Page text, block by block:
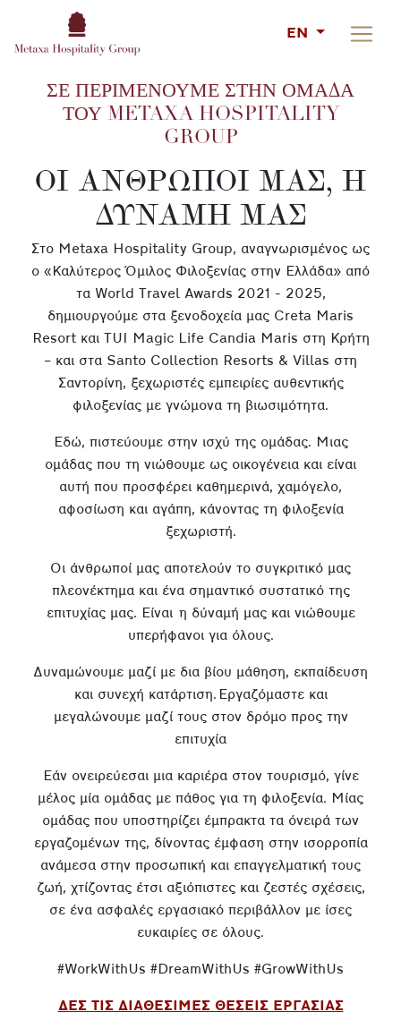
EN
ΣΕ ΠΕΡΙΜΕΝΟΥΜΕ ΣΤΗΝ ΟΜΑΔΑ
ΤΟΥ METAXA HOSPITALITY
GROUP
ΟΙ ΑΝΘΡΩΠΟΙ ΜΑΣ, Η
ΔΥΝΑΜΗ ΜΑΣ
Στο Metaxa Hospitality Group, αναγνωρισμένος ως
ο «Καλύτερος Όμιλος Φιλοξενίας στην Ελλάδα» από
τα World Travel Awards 2021 - 2025,
δημιουργούμε στα ξενοδοχεία μας Creta Maris
Resort και TUI Magic Life Candia Maris στη Κρήτη
– και στα Santo Collection Resorts & Villas στη
Σαντορίνη, ξεχωριστές εμπειρίες αυθεντικής
φιλοξενίας με γνώμονα τη βιωσιμότητα.
Εδώ, πιστεύουμε στην ισχύ της ομάδας. Μιας
ομάδας που τη νιώθουμε ως οικογένεια και είναι
αυτή που προσφέρει καθημερινά, χαμόγελο,
αφοσίωση και αγάπη, κάνοντας τη φιλοξενία
ξεχωριστή.
Οι άνθρωποί μας αποτελούν το συγκριτικό μας
πλεονέκτημα και ένα σημαντικό συστατικό της
επιτυχίας μας. Είναι η δύναμή μας και νιώθουμε
υπερήφανοι για όλους.
Δυναμώνουμε μαζί με δια βίου μάθηση, εκπαίδευση
και συνεχή κατάρτιση. Εργαζόμαστε και
μεγαλώνουμε μαζί τους στον δρόμο προς την
επιτυχία
Εάν ονειρεύεσαι μια καριέρα στον τουρισμό, γίνε
μέλος μία ομάδας με πάθος για τη φιλοξενία. Μίας
ομάδας που υποστηρίζει έμπρακτα τα όνειρά των
εργαζομένων της, δίνοντας έμφαση στην ισορροπία
ανάμεσα στην προσωπική και επαγγελματική τους
ζωή, χτίζοντας έτσι αξιόπιστες και ζεστές σχέσεις,
σε ένα ασφαλές εργασιακό περιβάλλον με ίσες
ευκαιρίες σε όλους.
#WorkWithUs #DreamWithUs #GrowWithUs
ΔΕΣ ΤΙΣ ΔΙΑΘΕΣΙΜΕΣ ΘΕΣΕΙΣ ΕΡΓΑΣΙΑΣ